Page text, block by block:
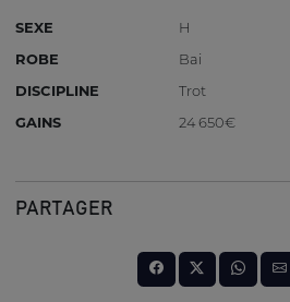
SEXE
H
ROBE
Bai
DISCIPLINE
Trot
GAINS
24 650€
PARTAGER